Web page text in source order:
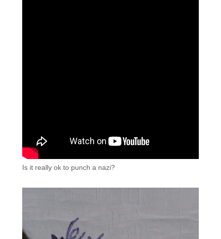
Is it really ok to punch a nazi?